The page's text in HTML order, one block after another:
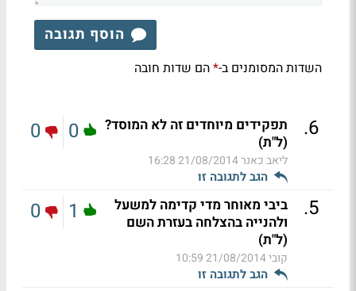
הוסף תגובה
השדות המסומנים ב-*הם שדות חובה
6
.
תפקידים מיוחדים זה לא המוסד?
(ל"ת)
ליאב כאנר21/08/2014 16:28
הגב לתגובה זו
0
0
5
.
ביבי מאוחר מדי קדימה למשעל
ולהנייה בהצלחה בעזרת השם
(ל"ת)
קובי21/08/2014 10:59
הגב לתגובה זו
1
0